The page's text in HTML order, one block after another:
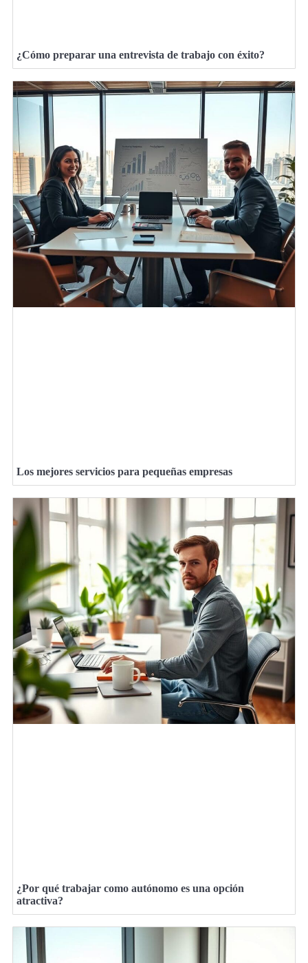
¿Cómo preparar una entrevista de trabajo con éxito?
Los mejores servicios para pequeñas empresas
¿Por qué trabajar como autónomo es una opción
atractiva?